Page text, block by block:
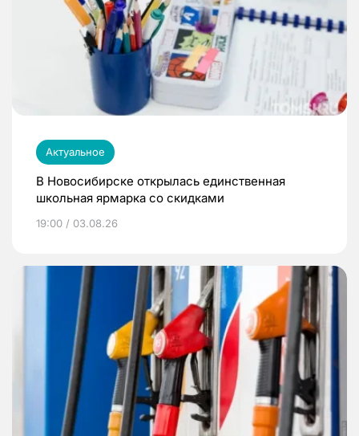
Актуальное
В Новосибирске открылась единственная
школьная ярмарка со скидками
19:00 / 03.08.26